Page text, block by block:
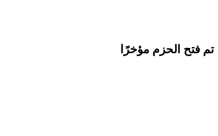
تم فتح الحزم مؤخرًا